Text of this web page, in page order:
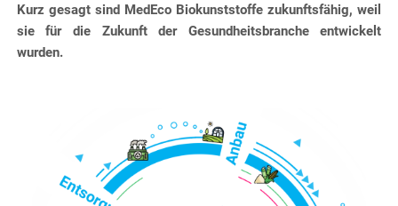
Kurz gesagt sind MedEco Biokunststoffe zukunftsfähig, weil
sie für die Zukunft der Gesundheitsbranche entwickelt
wurden.